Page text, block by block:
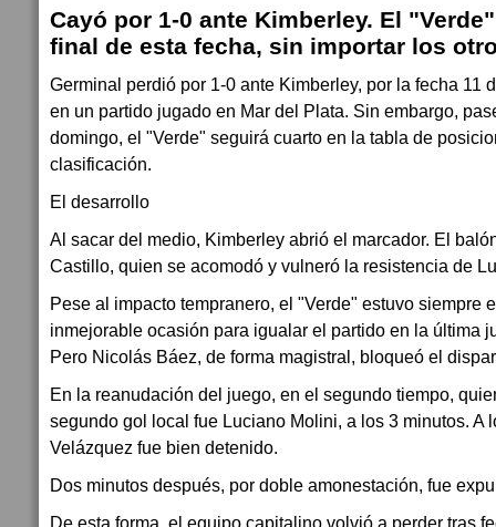
Cayó por 1-0 ante Kimberley. El
final de esta fecha, sin importar los
Germinal perdió por 1-0 ante Kimberley, por la fecha 11
en un partido jugado en Mar del Plata. Sin embargo,
domingo, el "Verde" seguirá cuarto en la tabla de
clasificación.
El desarrollo
Al sacar del medio, Kimberley abrió el marcador. El
Castillo, quien se acomodó y vulneró la resistencia de
Pese al impacto tempranero, el "Verde" estuvo siempre
inmejorable ocasión para igualar el partido en la última
Pero Nicolás Báez, de forma magistral, bloqueó el
En la reanudación del juego, en el segundo tiempo,
segundo gol local fue Luciano Molini, a los 3 minutos. A
Velázquez fue bien detenido.
Dos minutos después, por doble amonestación, fue
De esta forma, el equipo capitalino volvió a perder tras